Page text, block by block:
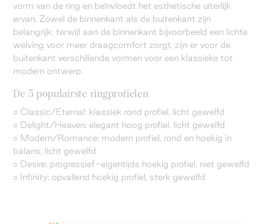
vorm van de ring en beïnvloedt het esthetische uiterlijk
ervan. Zowel de binnenkant als de buitenkant zijn
belangrijk: terwijl aan de binnenkant bijvoorbeeld een lichte
welving voor meer draagcomfort zorgt, zijn er voor de
buitenkant verschillende vormen voor een klassieke tot
modern ontwerp.
De 5 populairste ringprofielen
○ Classic/Eternal: klassiek rond profiel, licht gewelfd
○ Delight/Heaven: elegant hoog profiel, licht gewelfd
○ Modern/Romance: modern profiel, rond en hoekig in
balans, licht gewelfd
○ Desire: progressief-eigentijds hoekig profiel, niet gewelfd
○ Infinity: opvallend hoekig profiel, sterk gewelfd